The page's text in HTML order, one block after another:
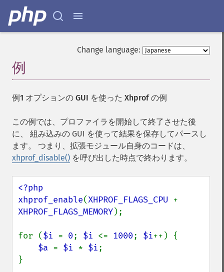
Change language:
例
例1 オプションの GUI を使った Xhprof の例
この例では、プロファイラを開始して終了させた後
に、 組み込みの GUI を使って結果を保存してパースし
ます。 つまり、拡張モジュール自身のコードは、
xhprof_disable() を呼び出した時点で終わります。
<?php
xhprof_enable(XHPROF_FLAGS_CPU
XHPROF_FLAGS_MEMORY);
for ($i = 0; $i <= 1000; $i++) {
$a = $i * $i;
}